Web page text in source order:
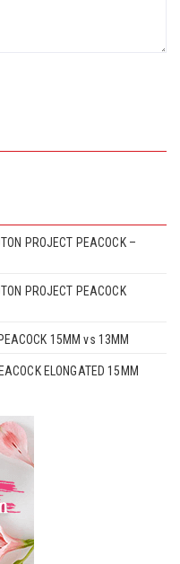
PROJECT PEACOCK –
PROJECT PEACOCK
15MM vs 13MM
ELONGATED 15MM